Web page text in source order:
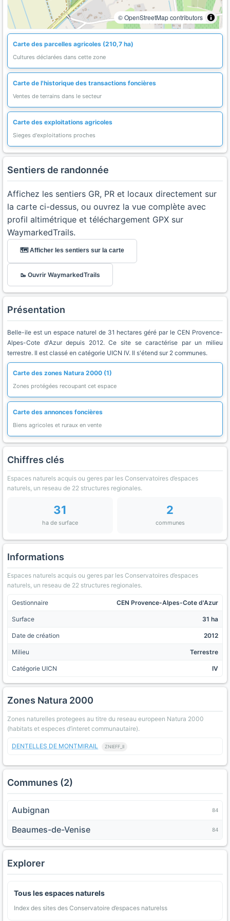
© OpenStreetMap contributors
Carte des parcelles agricoles (210,7 ha)
Cultures déclarées dans cette zone
Carte de l'historique des transactions foncières
Ventes de terrains dans le secteur
Carte des exploitations agricoles
Sieges d'exploitations proches
Sentiers de randonnée
Affichez les sentiers GR, PR et locaux directement sur
la carte ci-dessus, ou ouvrez la vue complète avec
profil altimétrique et téléchargement GPX sur
WaymarkedTrails.
🗺️ Afficher les sentiers sur la carte
🥾 Ouvrir WaymarkedTrails
Présentation
Belle-ile est un espace naturel de 31 hectares géré par le CEN Provence-
Alpes-Cote d'Azur depuis 2012. Ce site se caractérise par un milieu
terrestre. Il est classé en catégorie UICN IV. Il s'étend sur 2 communes.
Carte des zones Natura 2000 (1)
Zones protégées recoupant cet espace
Carte des annonces foncières
Biens agricoles et ruraux en vente
Chiffres clés
Espaces naturels acquis ou geres par les Conservatoires d’espaces
naturels, un reseau de 22 structures regionales.
31
ha de surface
2
communes
Informations
Espaces naturels acquis ou geres par les Conservatoires d’espaces
naturels, un reseau de 22 structures regionales.
Gestionnaire CEN Provence-Alpes-Cote d'Azur
Surface 31 ha
Date de création 2012
Milieu Terrestre
Catégorie UICN IV
Zones Natura 2000
Zones naturelles protegees au titre du reseau europeen Natura 2000
(habitats et especes d’interet communautaire).
DENTELLES DE MONTMIRAIL ZNIEFF_II
Communes (2)
Aubignan 84
Beaumes-de-Venise 84
Explorer
Tous les espaces naturels
Index des sites des Conservatoire d’espaces naturelss